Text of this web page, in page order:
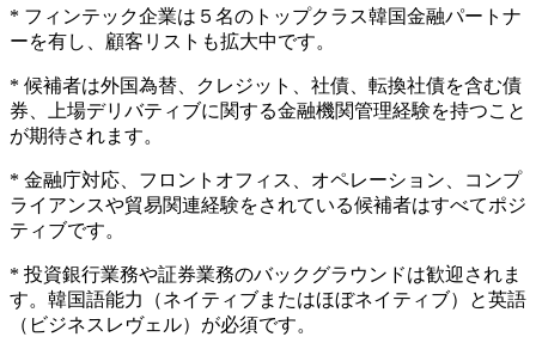
* フィンテック企業は５名のトップクラス韓国金融パートナ
ーを有し、顧客リストも拡大中です。
* 候補者は外国為替、クレジット、社債、転換社債を含む債
券、上場デリバティブに関する金融機関管理経験を持つこと
が期待されます。
* 金融庁対応、フロントオフィス、オペレーション、コンプ
ライアンスや貿易関連経験をされている候補者はすべてポジ
ティブです。
* 投資銀行業務や証券業務のバックグラウンドは歓迎されま
す。韓国語能力（ネイティブまたはほぼネイティブ）と英語
（ビジネスレヴェル）が必須です。